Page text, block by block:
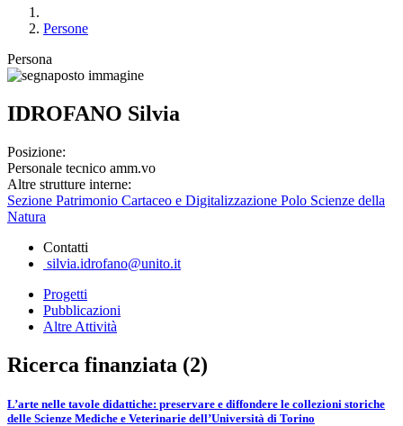
Persone
Persona
IDROFANO Silvia
Posizione:
Personale tecnico amm.vo
Altre strutture interne:
Sezione Patrimonio Cartaceo e Digitalizzazione Polo Scienze della
Natura
Contatti
silvia.idrofano@unito.it
Progetti
Pubblicazioni
Altre Attività
Ricerca finanziata (2)
L’arte nelle tavole didattiche: preservare e diffondere le collezioni storiche
delle Scienze Mediche e Veterinarie dell’Università di Torino